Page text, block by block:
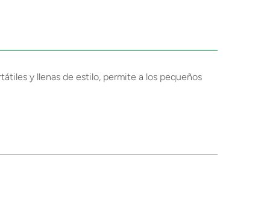
y llenas de estilo, permite a los pequeños